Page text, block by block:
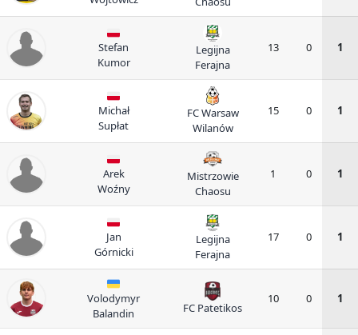
Stefan
Kumor
Legijna
Ferajna
13 0 1
Michał
Supłat
FC Warsaw
Wilanów
15 0 1
Arek
Woźny
Mistrzowie
Chaosu
1 0 1
Jan
Górnicki
Legijna
Ferajna
17 0 1
Volodymyr
Balandin
FC Patetikos
10 0 1